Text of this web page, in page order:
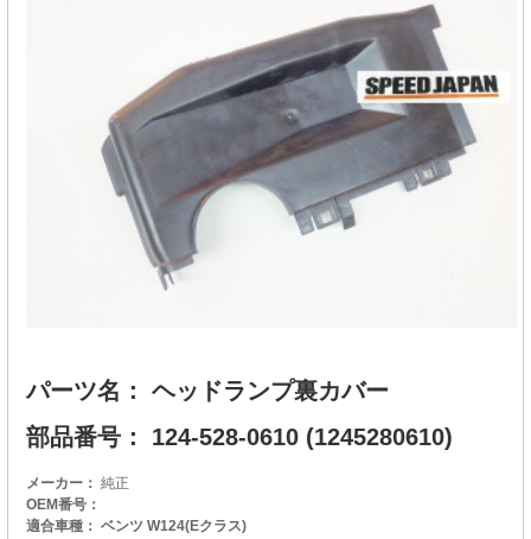
パーツ名： ヘッドランプ裏カバー
部品番号： 124-528-0610 (1245280610)
メーカー： 純正
OEM番号：
適合車種： ベンツ W124(Eクラス)